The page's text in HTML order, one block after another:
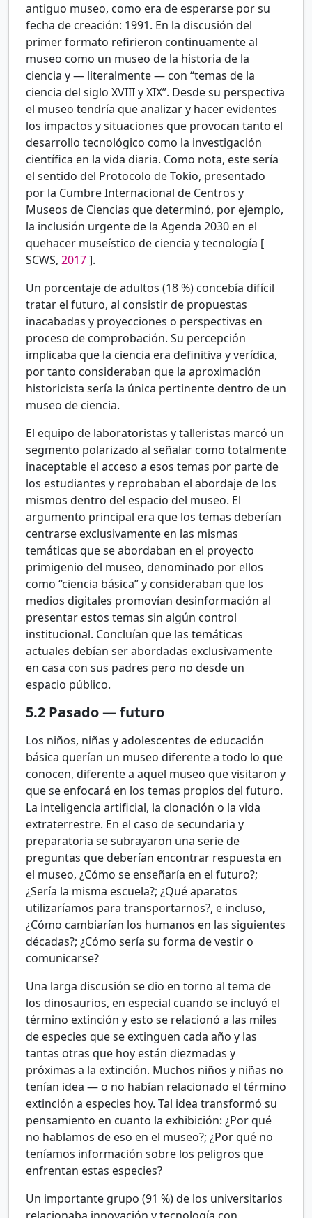
antiguo museo, como era de esperarse por su
fecha de creación: 1991. En la discusión del
primer formato refirieron continuamente al
museo como un museo de la historia de la
ciencia y — literalmente — con “temas de la
ciencia del siglo XVIII y XIX”. Desde su perspectiva
el museo tendría que analizar y hacer evidentes
los impactos y situaciones que provocan tanto el
desarrollo tecnológico como la investigación
científica en la vida diaria. Como nota, este sería
el sentido del Protocolo de Tokio, presentado
por la Cumbre Internacional de Centros y
Museos de Ciencias que determinó, por ejemplo,
la inclusión urgente de la Agenda 2030 en el
quehacer museístico de ciencia y tecnología [
SCWS, 2017].
Un porcentaje de adultos (18%) concebía difícil
tratar el futuro, al consistir de propuestas
inacabadas y proyecciones o perspectivas en
proceso de comprobación. Su percepción
implicaba que la ciencia era definitiva y verídica,
por tanto consideraban que la aproximación
historicista sería la única pertinente dentro de un
museo de ciencia.
El equipo de laboratoristas y talleristas marcó un
segmento polarizado al señalar como totalmente
inaceptable el acceso a esos temas por parte de
los estudiantes y reprobaban el abordaje de los
mismos dentro del espacio del museo. El
argumento principal era que los temas deberían
centrarse exclusivamente en las mismas
temáticas que se abordaban en el proyecto
primigenio del museo, denominado por ellos
como “ciencia básica” y consideraban que los
medios digitales promovían desinformación al
presentar estos temas sin algún control
institucional. Concluían que las temáticas
actuales debían ser abordadas exclusivamente
en casa con sus padres pero no desde un
espacio público.
5.2 Pasado — futuro
Los niños, niñas y adolescentes de educación
básica querían un museo diferente a todo lo que
conocen, diferente a aquel museo que visitaron y
que se enfocará en los temas propios del futuro.
La inteligencia artificial, la clonación o la vida
extraterrestre. En el caso de secundaria y
preparatoria se subrayaron una serie de
preguntas que deberían encontrar respuesta en
el museo, ¿Cómo se enseñaría en el futuro?;
¿Sería la misma escuela?; ¿Qué aparatos
utilizaríamos para transportarnos?, e incluso,
¿Cómo cambiarían los humanos en las siguientes
décadas?; ¿Cómo sería su forma de vestir o
comunicarse?
Una larga discusión se dio en torno al tema de
los dinosaurios, en especial cuando se incluyó el
término extinción y esto se relacionó a las miles
de especies que se extinguen cada año y las
tantas otras que hoy están diezmadas y
próximas a la extinción. Muchos niños y niñas no
tenían idea — o no habían relacionado el término
extinción a especies hoy. Tal idea transformó su
pensamiento en cuanto la exhibición: ¿Por qué
no hablamos de eso en el museo?; ¿Por qué no
teníamos información sobre los peligros que
enfrentan estas especies?
Un importante grupo (91 %) de los universitarios